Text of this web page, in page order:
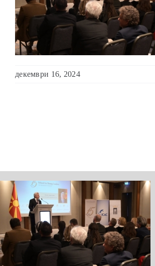
декември 16, 2024